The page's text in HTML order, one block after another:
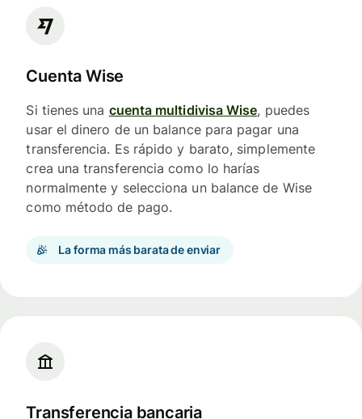
Cuenta Wise
Si tienes una cuenta multidivisa Wise, puedes
usar el dinero de un balance para pagar una
transferencia. Es rápido y barato, simplemente
crea una transferencia como lo harías
normalmente y selecciona un balance de Wise
como método de pago.
La forma más barata de enviar
Transferencia bancaria